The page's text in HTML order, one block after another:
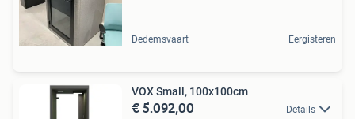
Dedemsvaart Eergisteren
VOX Small, 100x100cm
€ 5.092,00 Details